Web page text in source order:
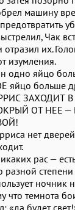
машину
Чак
их.
изумления.
одно яйцо
яйцо больше
ЗАХОДИТ
ОТ НЕЕ —
нет
рас —
ночник
что темнота